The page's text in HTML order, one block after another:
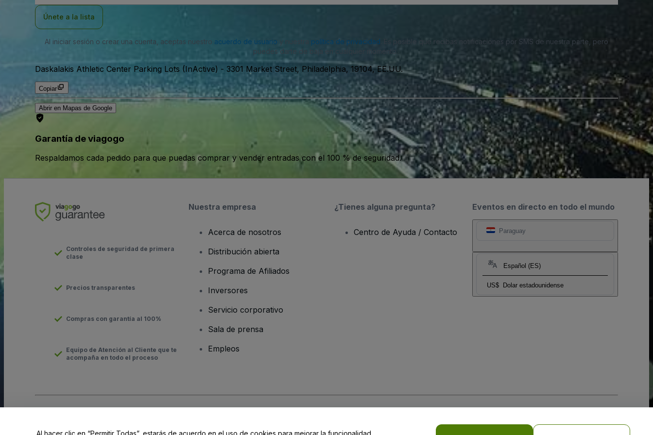
Únete a la lista
Al iniciar sesión o crear una cuenta, aceptas nuestro acuerdo de usuario política de privacidad . Es posible que recibas notificaciones por SMS de nuestra parte, pero
puedes darte de baja en cualquier momento.
Daskalakis Athletic Center Parking Lots (InActive) - 3301 Market Street, Philadelphia, 19104, EE.UU.
Copiar
Abrir en Mapas de Google
Garantía de viagogo
Respaldamos cada pedido para que puedas comprar y vender entradas con el 100 % de seguridad.
Eventos en directo en todo el mundo
Paraguay
Español (ES)
US$ Dolar estadounidense
Controles de seguridad de primera
clase
Precios transparentes
Compras con garantía al 100%
Equipo de Atención al Cliente que te
acompaña en todo el proceso
Nuestra empresa
Acerca de nosotros
Distribución abierta
Programa de Afiliados
Inversores
Servicio corporativo
Sala de prensa
Empleos
¿Tienes alguna pregunta?
Centro de Ayuda / Contacto
y de laPolítica de Privacidad para Móviles
Al hacer clic en “Permitir Todas”, estarás de acuerdo en el uso de cookies para mejorar la funcionalidad